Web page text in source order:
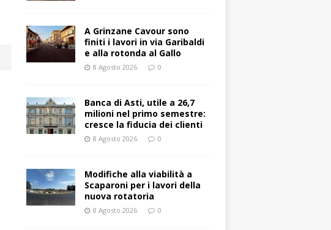
A Grinzane Cavour sono
finiti i lavori in via Garibaldi
e alla rotonda al Gallo
8 Agosto 2026 0
Banca di Asti, utile a 26,7
milioni nel primo semestre:
cresce la fiducia dei clienti
8 Agosto 2026 0
Modifiche alla viabilità a
Scaparoni per i lavori della
nuova rotatoria
8 Agosto 2026 0